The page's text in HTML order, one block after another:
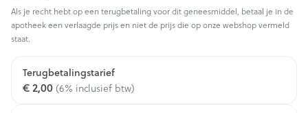
Als je recht hebt op een terugbetaling voor dit geneesmiddel, betaal je in de
apotheek een verlaagde prijs en niet de prijs die op onze webshop vermeld
staat.
Terugbetalingstarief
€ 2,00(6% inclusief btw)